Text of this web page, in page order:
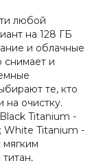
любой
на 128 ГБ
и облачные
снимает и
те, кто
на очистку.
Titanium -
White Titanium -
мягким